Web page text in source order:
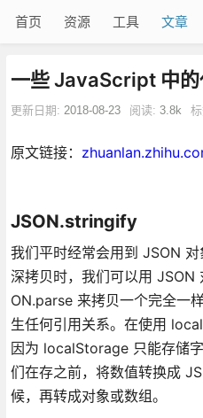
首页 资源 工具 文章
一些 JavaScript 中的
更新日期: 2018-08-23 阅读: 3.8k
原文链接：
JSON.stringify
我们平时经常会用到 JSON
深拷贝时，我们可以用
ON.parse 来拷贝一个完全一
生任何引用关系。在使用
因为 localStorage 只能存储
们在存之前，将数值转换成
候，再转成对象或数组。